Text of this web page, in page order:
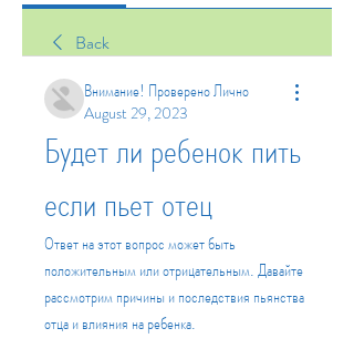
Back
Внимание! Проверено Лично
August 29, 2023
Будет ли ребенок пить
если пьет отец
Ответ на этот вопрос может быть
положительным или отрицательным. Давайте
рассмотрим причины и последствия пьянства
отца и влияния на ребенка.